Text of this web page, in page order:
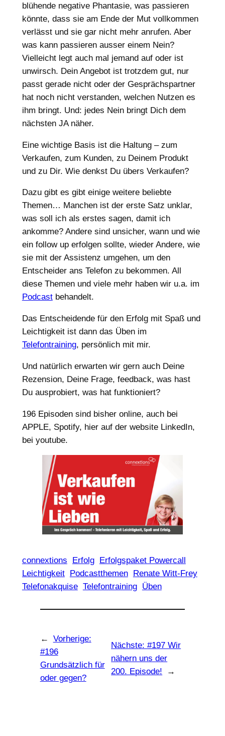
blühende negative Phantasie, was passieren
könnte, dass sie am Ende der Mut vollkommen
verlässt und sie gar nicht mehr anrufen. Aber
was kann passieren ausser einem Nein?
Vielleicht legt auch mal jemand auf oder ist
unwirsch. Dein Angebot ist trotzdem gut, nur
passt gerade nicht oder der Gesprächspartner
hat noch nicht verstanden, welchen Nutzen es
ihm bringt. Und: jedes Nein bringt Dich dem
nächsten JA näher.
Eine wichtige Basis ist die Haltung – zum
Verkaufen, zum Kunden, zu Deinem Produkt
und zu Dir. Wie denkst Du übers Verkaufen?
Dazu gibt es gibt einige weitere beliebte
Themen… Manchen ist der erste Satz unklar,
was soll ich als erstes sagen, damit ich
ankomme? Andere sind unsicher, wann und wie
ein follow up erfolgen sollte, wieder Andere, wie
sie mit der Assistenz umgehen, um den
Entscheider ans Telefon zu bekommen. All
diese Themen und viele mehr haben wir u.a. im
Podcastbehandelt.
Das Entscheidende für den Erfolg mit Spaß und
Leichtigkeit ist dann das Üben im
Telefontraining, persönlich mit mir.
Und natürlich erwarten wir gern auch Deine
Rezension, Deine Frage, feedback, was hast
Du ausprobiert, was hat funktioniert?
196 Episoden sind bisher online, auch bei
APPLE, Spotify, hier auf der website LinkedIn,
bei youtube.
connextions Erfolg
Erfolgspaket Powercall
Leichtigkeit
Podcastthemen
Renate Witt-Frey
Telefonakquise Telefontraining Üben
←
Vorherige:
#196
Grundsätzlich für
oder gegen?
Nächste:#197 Wir
nähern uns der
200. Episode!
→